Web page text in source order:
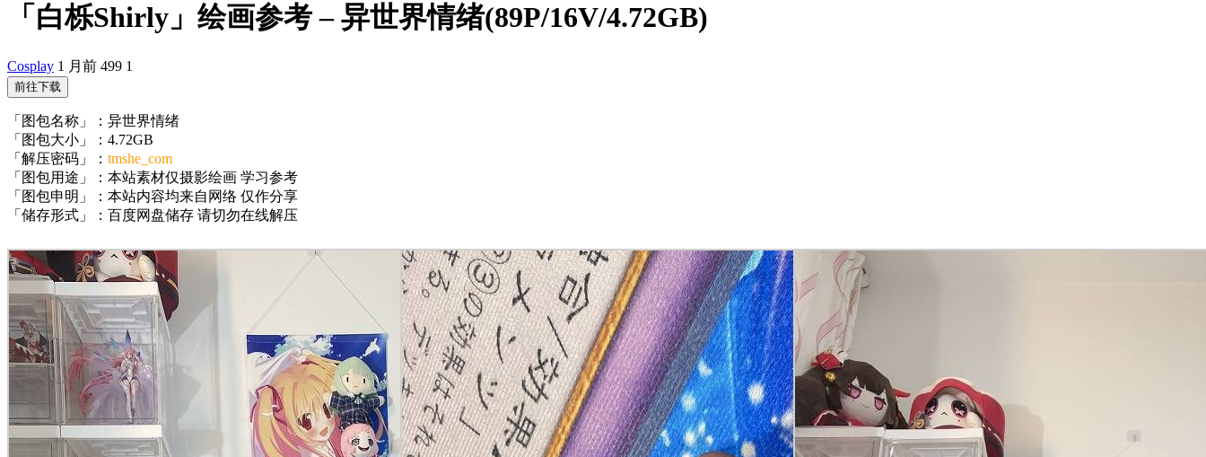
「白栎Shirly」绘画参考 – 异世界情绪(89P/16V/4.72GB)
Cosplay 1 月前 499 1
前往下载
「图包名称」：异世界情绪
「图包大小」：4.72GB
「解压密码」： tmshe_com
「图包用途」：本站素材仅摄影绘画 学习参考
「图包申明」：本站内容均来自网络 仅作分享
「储存形式」：百度网盘储存 请切勿在线解压